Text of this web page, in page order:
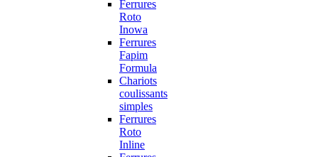
Ferrures
Roto
Inowa
Ferrures
Fapim
Formula
Chariots
coulissants
simples
Ferrures
Roto
Inline